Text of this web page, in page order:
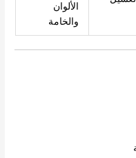
الألوان
والخامة